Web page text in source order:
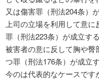
又は傷害罪（刑法204条）
上司の立場を利用して意
罪（刑法223条）が成立す
被害者の意に反して胸や
つ罪（刑法176条）が成立
今のは代表的なケースで